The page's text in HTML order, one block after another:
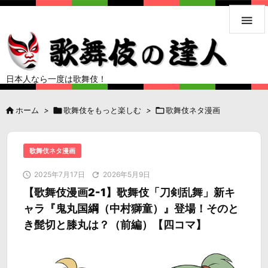
日本人なら一度は歌舞伎！

 ホーム > 歌舞伎をもっと楽しむ > 歌舞伎ネタ漫画
歌舞伎ネタ漫画
 2025年7月17日  2026年5月9日
【歌舞伎漫画2-1】歌舞伎「刀剣乱舞」新キ
ャラ『鬼丸国綱（中村獅童）』登場！そのと
き髭切と膝丸は？（前編）【四コマ】